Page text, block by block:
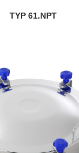
TYP 61.NPT